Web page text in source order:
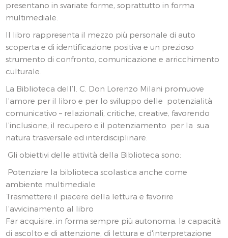
presentano in svariate forme, soprattutto in forma
multimediale.
Il libro rappresenta il mezzo più personale di auto
scoperta e di identificazione positiva e un prezioso
strumento di confronto, comunicazione e arricchimento
culturale.
La Biblioteca dell’I. C. Don Lorenzo Milani promuove
l’amore per il libro e per lo sviluppo delle potenzialità
comunicativo – relazionali, critiche, creative, favorendo
l’inclusione, il recupero e il potenziamento per la sua
natura trasversale ed interdisciplinare.
Gli obiettivi delle attività della Biblioteca sono:
Potenziare la biblioteca scolastica anche come
ambiente multimediale
Trasmettere il piacere della lettura e favorire
l’avvicinamento al libro
Far acquisire, in forma sempre più autonoma, la capacità
di ascolto e di attenzione, di lettura e d'interpretazione